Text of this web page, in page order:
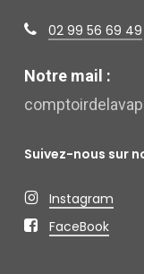
02 99 56 69 49
Notre mail :
Suivez-nous sur
Instagram
FaceBook